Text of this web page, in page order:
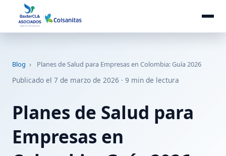
Blog › Planes de Salud para Empresas en Colombia: Guía 2026
Publicado el 7 de marzo de 2026 · 9 min de lectura
Planes de Salud para
Empresas en